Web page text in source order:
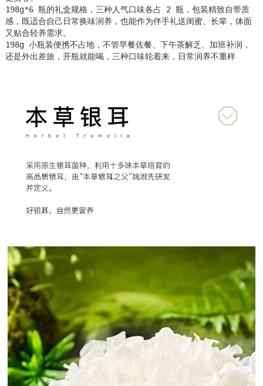
198g*6 瓶的礼盒规格，三种人气口味各占 2 瓶，包装精致自带质
感，既适合自己日常换味润养，也能作为伴手礼送闺蜜、长辈，体面
又贴合轻养需求。
198g 小瓶装便携不占地，不管早餐佐餐、下午茶解乏、加班补润，
还是外出差旅，开瓶就能喝，三种口味轮着来，日常润养不重样